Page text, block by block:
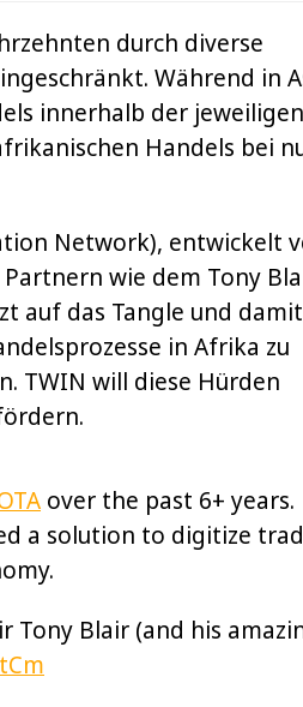
durch diverse
Während in
innerhalb der jeweiligen
Handels bei
Network), entwickelt
wie dem Tony
auf das Tangle und
in Afrika zu
TWIN will diese Hürden
over the past 6+ years.
a solution to digitize
Tony Blair (and his